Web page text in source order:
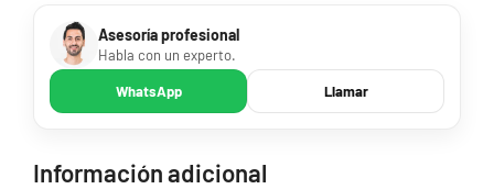
Asesoría profesional
Habla con un experto.
WhatsApp Llamar
Información adicional